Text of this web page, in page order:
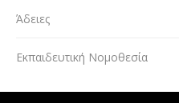
Άδειες
Εκπαιδευτική Νομοθεσία